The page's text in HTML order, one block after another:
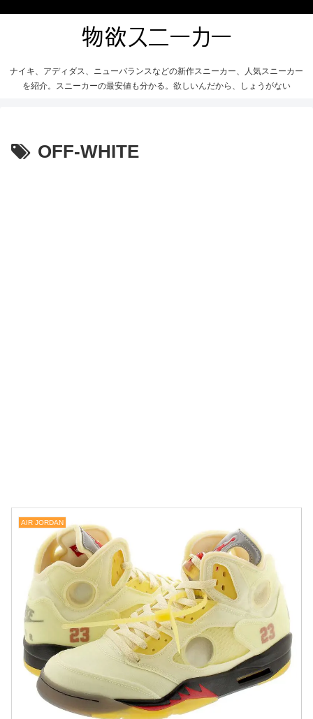
ナイキ、アディダス、ニューバランスなどの新作スニーカー、人気スニーカー
を紹介。スニーカーの最安値も分かる。欲しいんだから、しょうがない
OFF-WHITE
AIR JORDAN